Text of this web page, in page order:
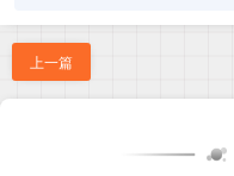
上一篇